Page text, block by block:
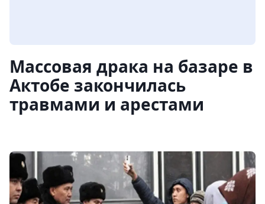
Массовая драка на базаре в
Актобе закончилась
травмами и арестами